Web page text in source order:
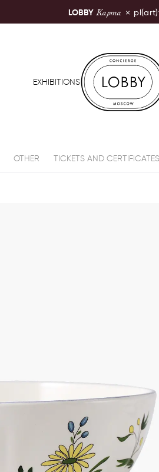
LOBBY Карта ×
EXHIBITIONS
LOBBY
OTHER TICKETS AND CERTIFICATES